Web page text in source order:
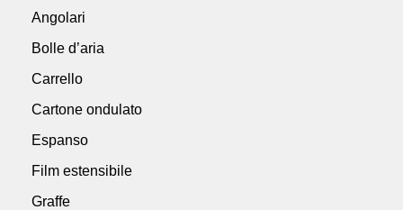
Angolari
Bolle d’aria
Carrello
Cartone ondulato
Espanso
Film estensibile
Graffe